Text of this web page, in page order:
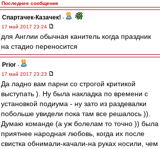
Последнее сообщение
Спартачек-Казачек! -
17 май 2017 23:24
для Англии обычная канитель когда праздник
на стадио переносится
Prior -
17 май 2017 23:23
Да ладно вам парни со строгой критикой
выступать ). Ну была накладка по времени с
установкой подиума - ну зато из раздевалки
побольше увидели пока там все решалось )).
Думаю команде (а уж болелам то точно )) была
приятнее народная любовь, когда их после
свистка обнимали-качали-на руках носили, чем